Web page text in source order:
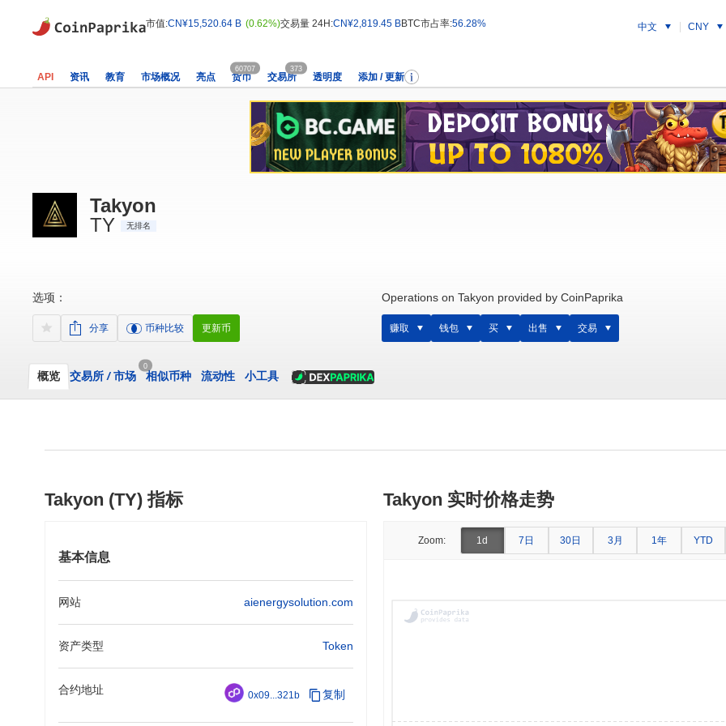
市值:CN¥15,520.64 B (0.62%)交易量 24H:CN¥2,819.45 BBTC市占率:56.28% 中文 CNY
API 资讯 教育 市场概况 亮点 货币
60707
交易所
373
透明度 添加 / 更新
Takyon
TY
无排名
选项：
分享 币种比较 更新币
Operations on Takyon provided by CoinPaprika
赚取 钱包 买 出售 交易
概览 交易所 /市场
0
相似币种 流动性 小工具
Takyon (TY) 指标
基本信息
网站 aienergysolution.com
资产类型 Token
合约地址 0x09...321b 复制
Takyon 实时价格走势
Zoom: 1d 7日 30日 3月 1年 YTD